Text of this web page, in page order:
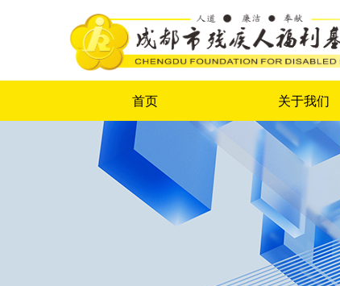
首页 关于我们